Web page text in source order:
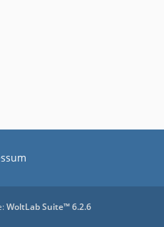
WoltLab Suite™ 6.2.6